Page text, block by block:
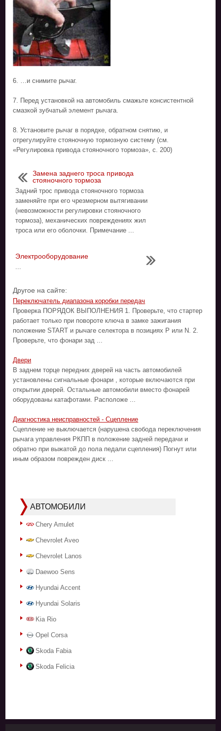
6. …и снимите рычаг.
7. Перед установкой на автомобиль смажьте консистентной
смазкой зубчатый элемент рычага.
8. Установите рычаг в порядке, обратном снятию, и
отрегулируйте стояночную тормозную систему (см.
«Регулировка привода стояночного тормоза», с. 200)
Замена заднего троса привода
стояночного тормоза
Задний трос привода стояночного тормоза
заменяйте при его чрезмерном вытягивании
(невозможности регулировки стояночного
тормоза), механических повреждениях жил
троса или его оболочки. Примечание ...
Электрооборудование
Другое на сайте:
Переключатель диапазона коробки передач
Проверка ПОРЯДОК ВЫПОЛНЕНИЯ 1. Проверьте, что стартер
работает только при повороте ключа в замке зажигания
положение START и рычаге селектора в позициях Р или N. 2.
Проверьте, что фонари зад ...
Двери
В заднем торце передних дверей на часть автомобилей
установлены сигнальные фонари , которые включаются при
открытии дверей. Остальные автомобили вместо фонарей
оборудованы катафотами. Расположе ...
Диагностика неисправностей - Сцепление
Сцепление не выключается (нарушена свобода переключения
рычага управления РКПП в положение задней передачи и
обратно при выжатой до пола педали сцепления) Погнут или
иным образом поврежден диск ...
АВТОМОБИЛИ
Chery Amulet
Chevrolet Aveo
Chevrolet Lanos
Daewoo Sens
Hyundai Accent
Hyundai Solaris
Kia Rio
Opel Corsa
Skoda Fabia
Skoda Felicia